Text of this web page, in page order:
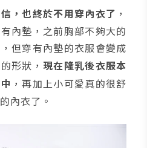
，也終於不用穿內衣了 ，
內墊，之前胸部不夠大的
但穿有內墊的衣服會變成
形狀，現在隆乳後衣服本
，再加上小可愛真的很舒
內衣了。